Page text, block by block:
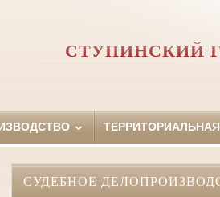
СТУПИНСКИЙ
СУДЕБНОЕ